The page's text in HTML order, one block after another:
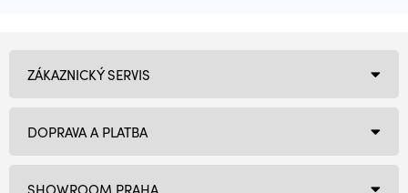
SHOWROOM PRAHA
ZÁKAZNICKÝ SERVIS
DOPRAVA A PLATBA